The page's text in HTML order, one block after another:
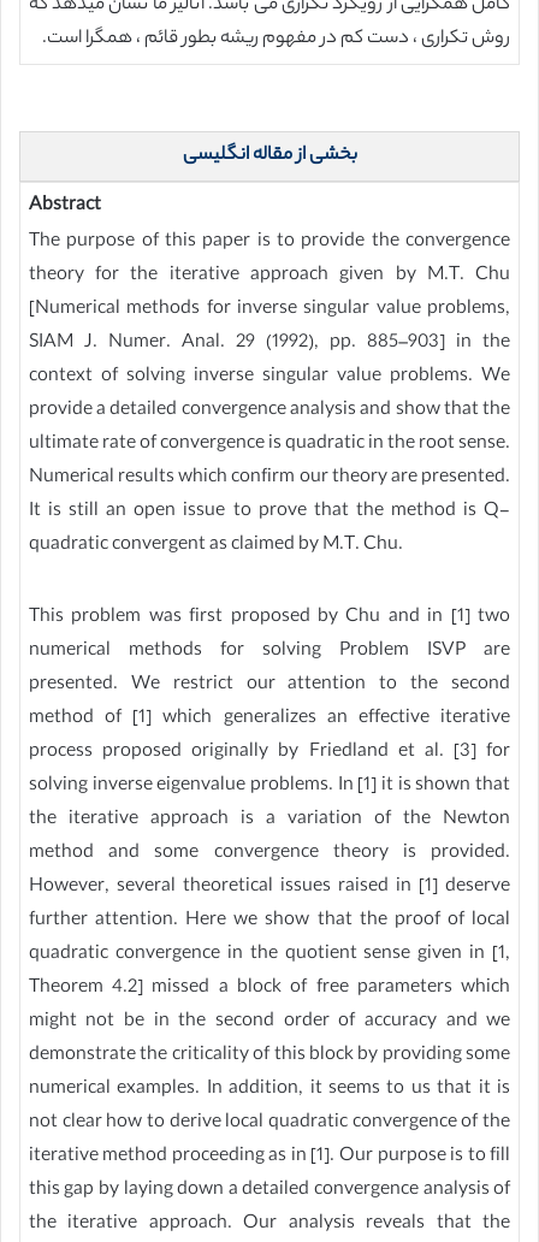
روش تکراری ، دست کم در مفهوم ریشه بطور قائم ، همگرا است.
بخشی از مقاله انگلیسی
Abstract
The purpose of this paper is to provide the convergence
theory for the iterative approach given by M.T. Chu
[Numerical methods for inverse singular value problems,
SIAM J. Numer. Anal. 29 (1992), pp. 885–903] in the
context of solving inverse singular value problems. We
provide a detailed convergence analysis and show that the
ultimate rate of convergence is quadratic in the root sense.
Numerical results which confirm our theory are presented.
It is still an open issue to prove that the method is Q-
quadratic convergent as claimed by M.T. Chu.
This problem was first proposed by Chu and in [1] two
numerical methods for solving Problem ISVP are
presented. We restrict our attention to the second
method of [1] which generalizes an effective iterative
process proposed originally by Friedland et al. [3] for
solving inverse eigenvalue problems. In [1] it is shown that
the iterative approach is a variation of the Newton
method and some convergence theory is provided.
However, several theoretical issues raised in [1] deserve
further attention. Here we show that the proof of local
quadratic convergence in the quotient sense given in [1,
Theorem 4.2] missed a block of free parameters which
might not be in the second order of accuracy and we
demonstrate the criticality of this block by providing some
numerical examples. In addition, it seems to us that it is
not clear how to derive local quadratic convergence of the
iterative method proceeding as in [1]. Our purpose is to fill
this gap by laying down a detailed convergence analysis of
the iterative approach. Our analysis reveals that the